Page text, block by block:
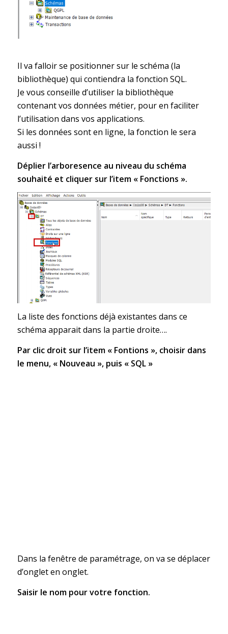
Il va falloir se positionner sur le schéma (la
bibliothèque) qui contiendra la fonction SQL.
Je vous conseille d’utiliser la bibliothèque
contenant vos données métier, pour en faciliter
l’utilisation dans vos applications.
Si les données sont en ligne, la fonction le sera
aussi !
Déplier l’arboresence au niveau du schéma
souhaité et cliquer sur l’item « Fonctions ».
La liste des fonctions déjà existantes dans ce
schéma apparait dans la partie droite….
Par clic droit sur l’item « Fontions », choisir dans
le menu, « Nouveau », puis « SQL »
Dans la fenêtre de paramétrage, on va se déplacer
d’onglet en onglet.
Saisir le nom pour votre fonction.